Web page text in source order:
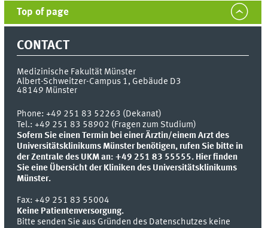
Top of page
CONTACT
Medizinische Fakultät Münster
Albert-Schweitzer-Campus 1, Gebäude D3
48149 Münster
Phone:+49 251 83 52263 (Dekanat)
Tel.: +49 251 83 58902 (Fragen zum Studium)
Sofern Sie einen Termin bei einer Ärztin/einem Arzt des
Universitätsklinikums Münster benötigen, rufen Sie bitte in
der Zentrale des UKM an: +49 251 83 55555. Hier finden
Sie eine Übersicht der Kliniken des Universitätsklinikums
Münster.
Fax:+49 251 83 55004
Keine Patientenversorgung.
Bitte senden Sie aus Gründen des Datenschutzes keine